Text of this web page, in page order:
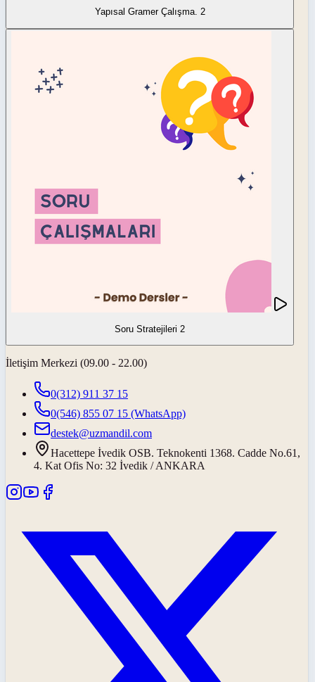
Yapısal Gramer Çalışma. 2
Soru Stratejileri 2
İletişim Merkezi (09.00 - 22.00)
0(312) 911 37 15
0(546) 855 07 15 (WhatsApp)
destek@uzmandil.com
Hacettepe İvedik OSB. Teknokenti 1368. Cadde No.61,
4. Kat Ofis No: 32 İvedik / ANKARA